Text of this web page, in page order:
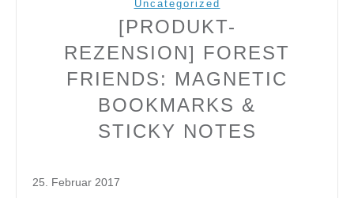
Uncategorized
[PRODUKT-
REZENSION] FOREST
FRIENDS: MAGNETIC
BOOKMARKS &
STICKY NOTES
25. Februar 2017